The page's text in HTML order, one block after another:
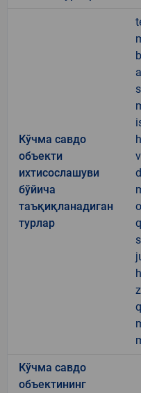
Кўчма савдо
объекти
ихтисослашуви
бўйича
таъқиқланадиган
турлар
Кўчма савдо
объектининг